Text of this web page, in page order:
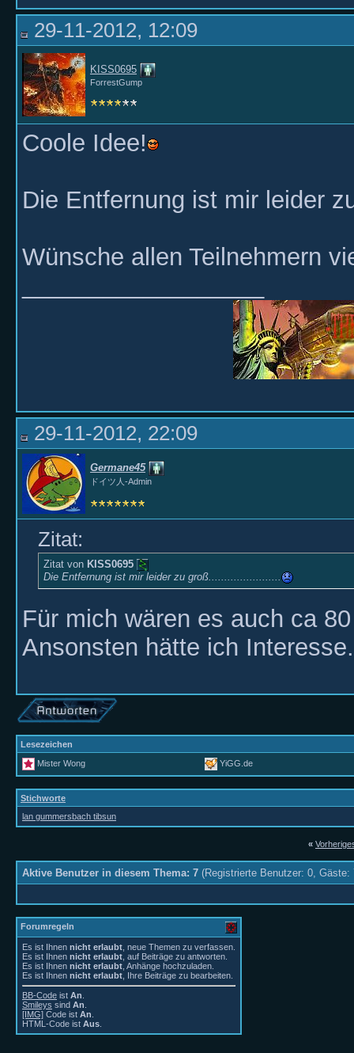
29-11-2012, 12:09
KISS0695
ForrestGump
Coole Idee!
Die Entfernung ist mir leider
Wünsche allen Teilnehmern
29-11-2012, 22:09
Germane45
ドイツ人-Admin
Zitat:
Zitat von KISS0695
Die Entfernung ist mir leider zu groß.......................
Für mich wären es auch ca
Ansonsten hätte ich Interesse.
Lesezeichen
Mister Wong
YiGG.de
Stichworte
lan gummersbach tibsun
«
Aktive Benutzer in diesem Thema: 7 (Registrierte Benutzer: 0, Gäste:
Forumregeln
Es ist Ihnen nicht erlaubt , neue Themen zu verfassen.
Es ist Ihnen nicht erlaubt , auf Beiträge zu antworten.
Es ist Ihnen nicht erlaubt , Anhänge hochzuladen.
Es ist Ihnen nicht erlaubt , Ihre Beiträge zu bearbeiten.
BB-Code ist An
Smileys sind An
[IMG] Code ist An
HTML-Code ist Aus